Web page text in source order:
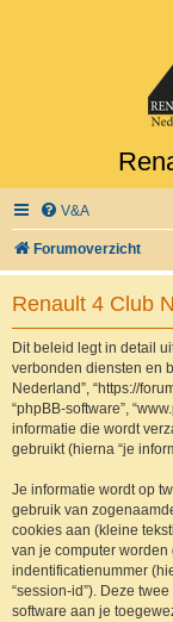
V&A
Forumoverzicht
Renault 4 Club
Dit beleid legt in detail
verbonden diensten en
Nederland”, “https://
“phpBB-software”,
informatie die wordt
gebruikt (hierna “je
Je informatie wordt op
gebruik van
cookies aan (kleine
van je computer
indentificatienummer
“session-id”). Deze
software aan je